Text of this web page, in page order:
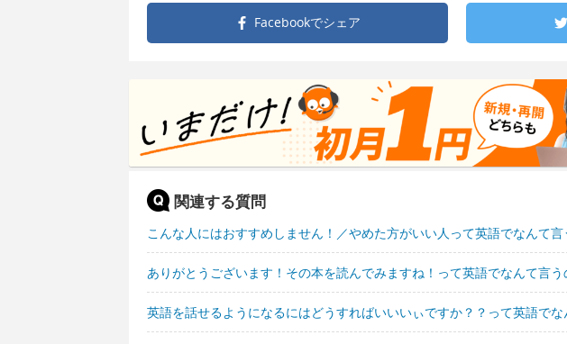
Facebookでシェア
関連する質問
こんな人にはおすすめしません！／やめた方がいい人って英語でなんて言
ありがとうございます！その本を読んでみますね！って英語でなんて言う
英語を話せるようになるにはどうすればいいいぃですか？？って英語でな